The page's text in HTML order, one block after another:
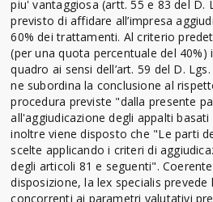
piu' vantaggiosa (artt. 55 e 83 del D.
previsto di affidare all’impresa
60% dei trattamenti. Al criterio
(per una quota percentuale del 40%)
quadro ai sensi dell’art. 59 del D.
ne subordina la conclusione al
procedura previste "dalla presente
all'aggiudicazione degli appalti
inoltre viene disposto che "Le parti
scelte applicando i criteri di
degli articoli 81 e seguenti".
disposizione, la lex specialis
concorrenti ai parametri valutativi